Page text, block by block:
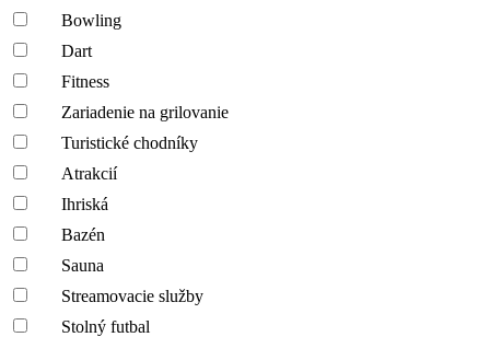
Bowling
Dart
Fitness
Zariadenie na grilovanie
Turistické chodníky
Atrakcií
Ihriská
Bazén
Sauna
Streamovacie služby
Stolný futbal